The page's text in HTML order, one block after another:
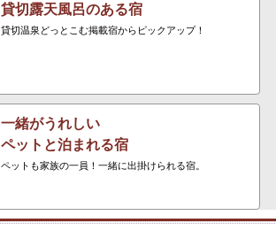
貸切露天風呂のある宿
貸切温泉どっとこむ掲載宿からピックアップ！
一緒がうれしい
ペットと泊まれる宿
ペットも家族の一員！一緒に出掛けられる宿。